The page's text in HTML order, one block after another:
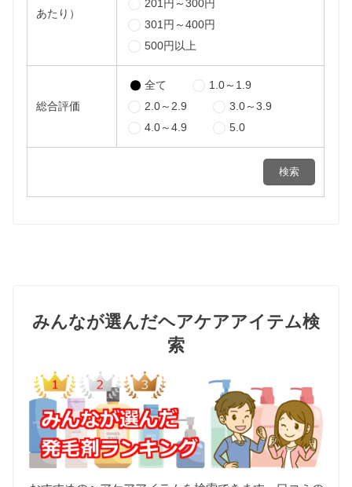
あたり）
201円～300円
301円～400円
500円以上
総合評価
全て
1.0～1.9
2.0～2.9
3.0～3.9
4.0～4.9
5.0
みんなが選んだヘアケアアイテム検
索